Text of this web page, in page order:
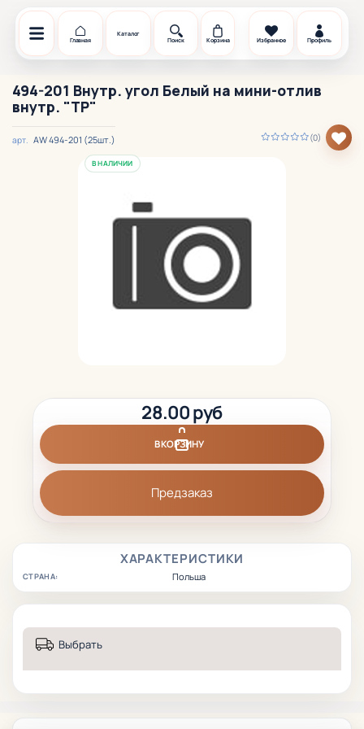
Главная
Каталог
Поиск
Корзина Избранное Профиль
494-201 Внутр. угол Белый на мини-отлив
внутр. "TP"
(0)
арт. АW 494-201 (25шт.)
В НАЛИЧИИ
ХАРАКТЕРИСТИКИ
СТРАНА: Польша
28.00 руб
В КОРЗИНУ
Предзаказ
Выбрать